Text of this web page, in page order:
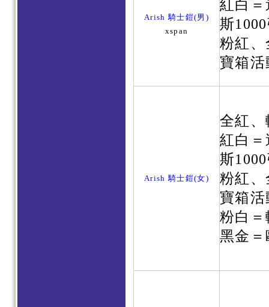
Arish 騎士鎧(男)
xspan
紅白
斯
粉紅
寶箱活
Arish 騎士鎧(女)
全紅
紅白
斯
粉紅
寶箱活
粉白＝
黑金